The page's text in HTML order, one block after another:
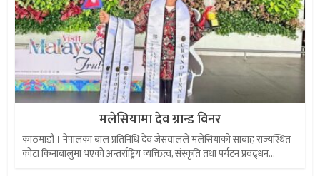
मलेसियामा देव ग्रान्ड विनर
काठमाडौं । नेपालका बाल प्रतिनिधि देव जैसवालले मलेसियाको साबाह राज्यस्थित
कोटा किनाबालुमा भएको अन्तर्राष्ट्रिय व्यक्तित्व, संस्कृति तथा पर्यटन प्रवद्र्धन...